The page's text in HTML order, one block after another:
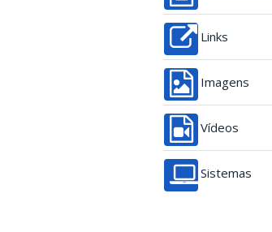
Links
Imagens
Vídeos
Sistemas